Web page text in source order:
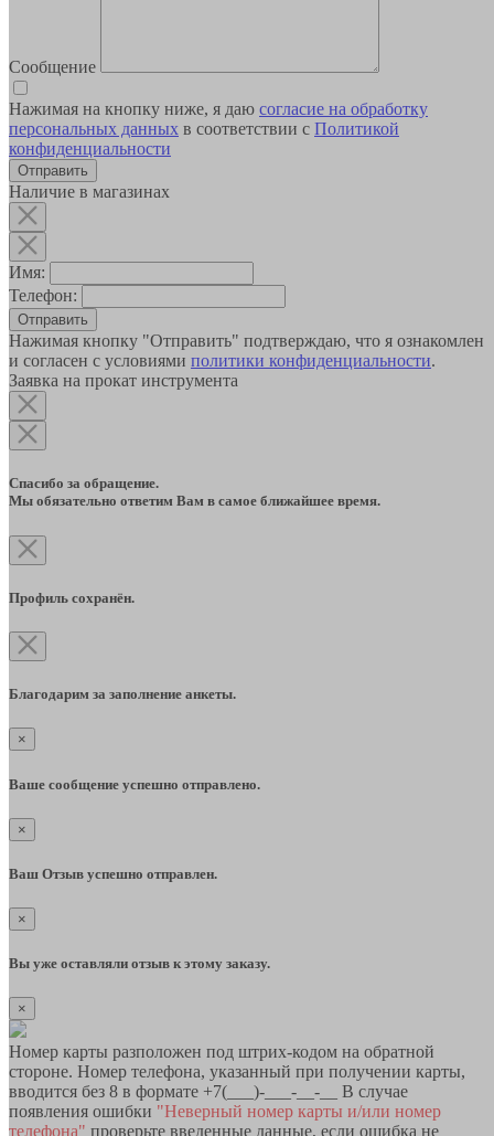
Сообщение
Нажимая на кнопку ниже, я даю согласие на обработку
персональных данных в соответствии с Политикой
конфиденциальности
Наличие в магазинах
Имя:
Телефон:
Отправить
Нажимая кнопку "Отправить" подтверждаю, что я ознакомлен
и согласен с условиями политики конфиденциальности.
Заявка на прокат инструмента
Спасибо за обращение.
Мы обязательно ответим Вам в самое ближайшее время.
Профиль сохранён.
Благодарим за заполнение анкеты.
×
Ваше сообщение успешно отправлено.
×
Ваш Отзыв успешно отправлен.
×
Вы уже оставляли отзыв к этому заказу.
×
Номер карты разположен под штрих-кодом на обратной
стороне. Номер телефона, указанный при получении карты,
вводится без 8 в формате +7(___)-___-__-__ В случае
появления ошибки "Неверный номер карты и/или номер
телефона" проверьте введенные данные, если ошибка не